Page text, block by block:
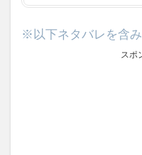
※以下ネタバレを含
スポ